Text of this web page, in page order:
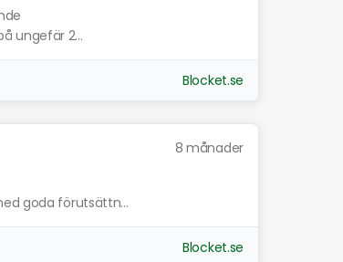
ungefär 2...
Blocket.se
8 månader
goda förutsättn...
Blocket.se